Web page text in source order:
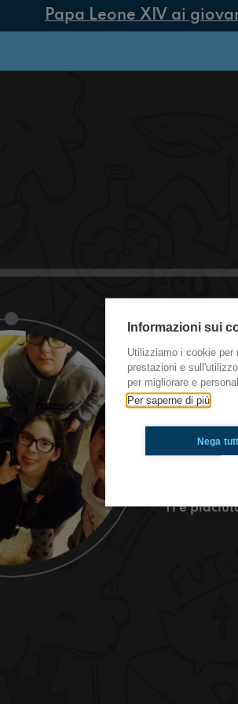
Papa Leone XIV ai
#med
AAA
La
Ti è
Informazioni sui
Utilizziamo i cookie per
prestazioni e
per migliorare e
Per saperne di più
Nega